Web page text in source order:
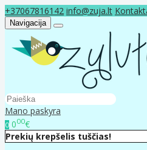
+37067816142 info@zuja.lt
Navigacija
Mano paskyra
0 000€
Prekių krepšelis tuščias!